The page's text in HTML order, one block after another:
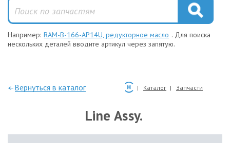
Например: RAM-B-166-AP14U, редукторное масло . Для поиска
нескольких деталей вводите артикул через запятую.
—Вернуться в каталог Каталог Запчасти
Line Assy.